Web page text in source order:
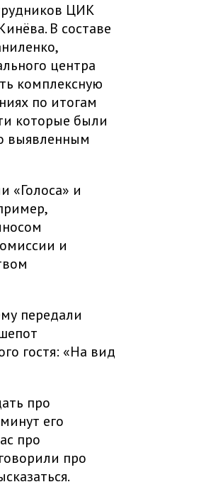
ЦИК
В составе
центра
комплексную
по итогам
которые были
выявленным
«Голоса» и
и
передали
гостя: «На вид
про
его
про
про